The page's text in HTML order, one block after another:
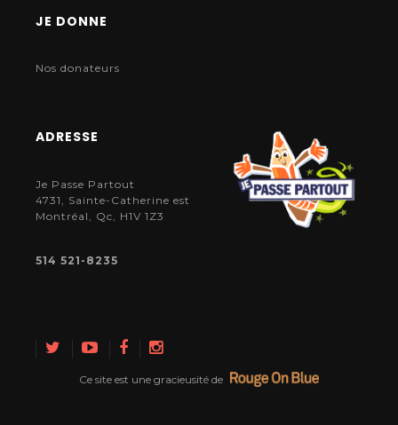
JE DONNE
Nos donateurs
ADRESSE
Je Passe Partout
4731, Sainte-Catherine est
Montréal, Qc, H1V 1Z3
514 521-8235
Ce site est une gracieusité de